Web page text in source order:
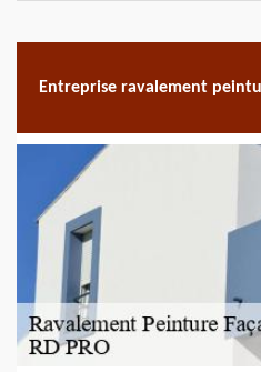
Entreprise ravalement